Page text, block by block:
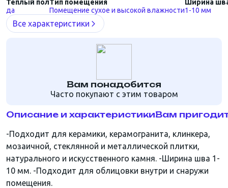
Теплый пол
да
Тип помещения
Помещение сухое и высокой влажности
Ширина
1-10 мм
Все характеристики
Вам понадобится
Часто покупают с этим товаром
Описание и характеристикиВам
-Подходит для керамики, керамогранита, клинкера,
мозаичной, стеклянной и металлической плитки,
натурального и искусственного камня. -Ширина шва 1-
10 мм. -Подходит для облицовки внутри и снаружи
помещения.